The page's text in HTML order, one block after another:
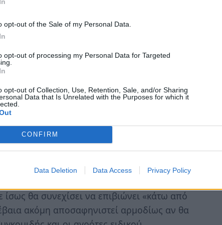
opt-out of the Sale of my Personal Data.
opt-out of processing my Personal Data for Targeted
opt-out of Collection, Use, Retention, Sale, and/or Sharing
Data that Is Unrelated with the Purposes for which it
CONFIRM
Data Deletion Data Access Privacy Policy
τυχόν παρέµβαση της Πολιτείας/ΕΛΓΑ
υπόθεση και δεν θα βασίζεται
φορές υποστελεχοµένων τµηµάτων των
που ξεκίνησε δυναµικά στην ανθοφορία
ολοφάνερες.
ανώνυµου τενεκέ από τους αγρότες
θα είναι υποχρεωµένο να
αφού πρώτα ο παραγωγός έχει
ποσότητα ελαιοκάρπου που οδηγεί
µηχανισµός θα γνωρίζει από τα
θα είναι ιδιαίτερα δύσκολο για
– παράνοµες πράξεις εις βάρος του
οι αγρότες ειδικού καθεστώτος δεν
θα συνεχίσει να επιβιώνει «κάτω από
ακόµη αποσαφηνιστεί αρµοδίως αν θα